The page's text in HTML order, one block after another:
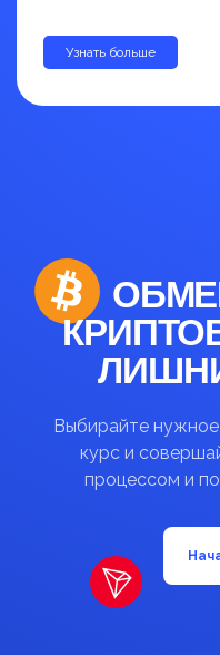
Узнать больше
Выбирайте
курс и
процессом и